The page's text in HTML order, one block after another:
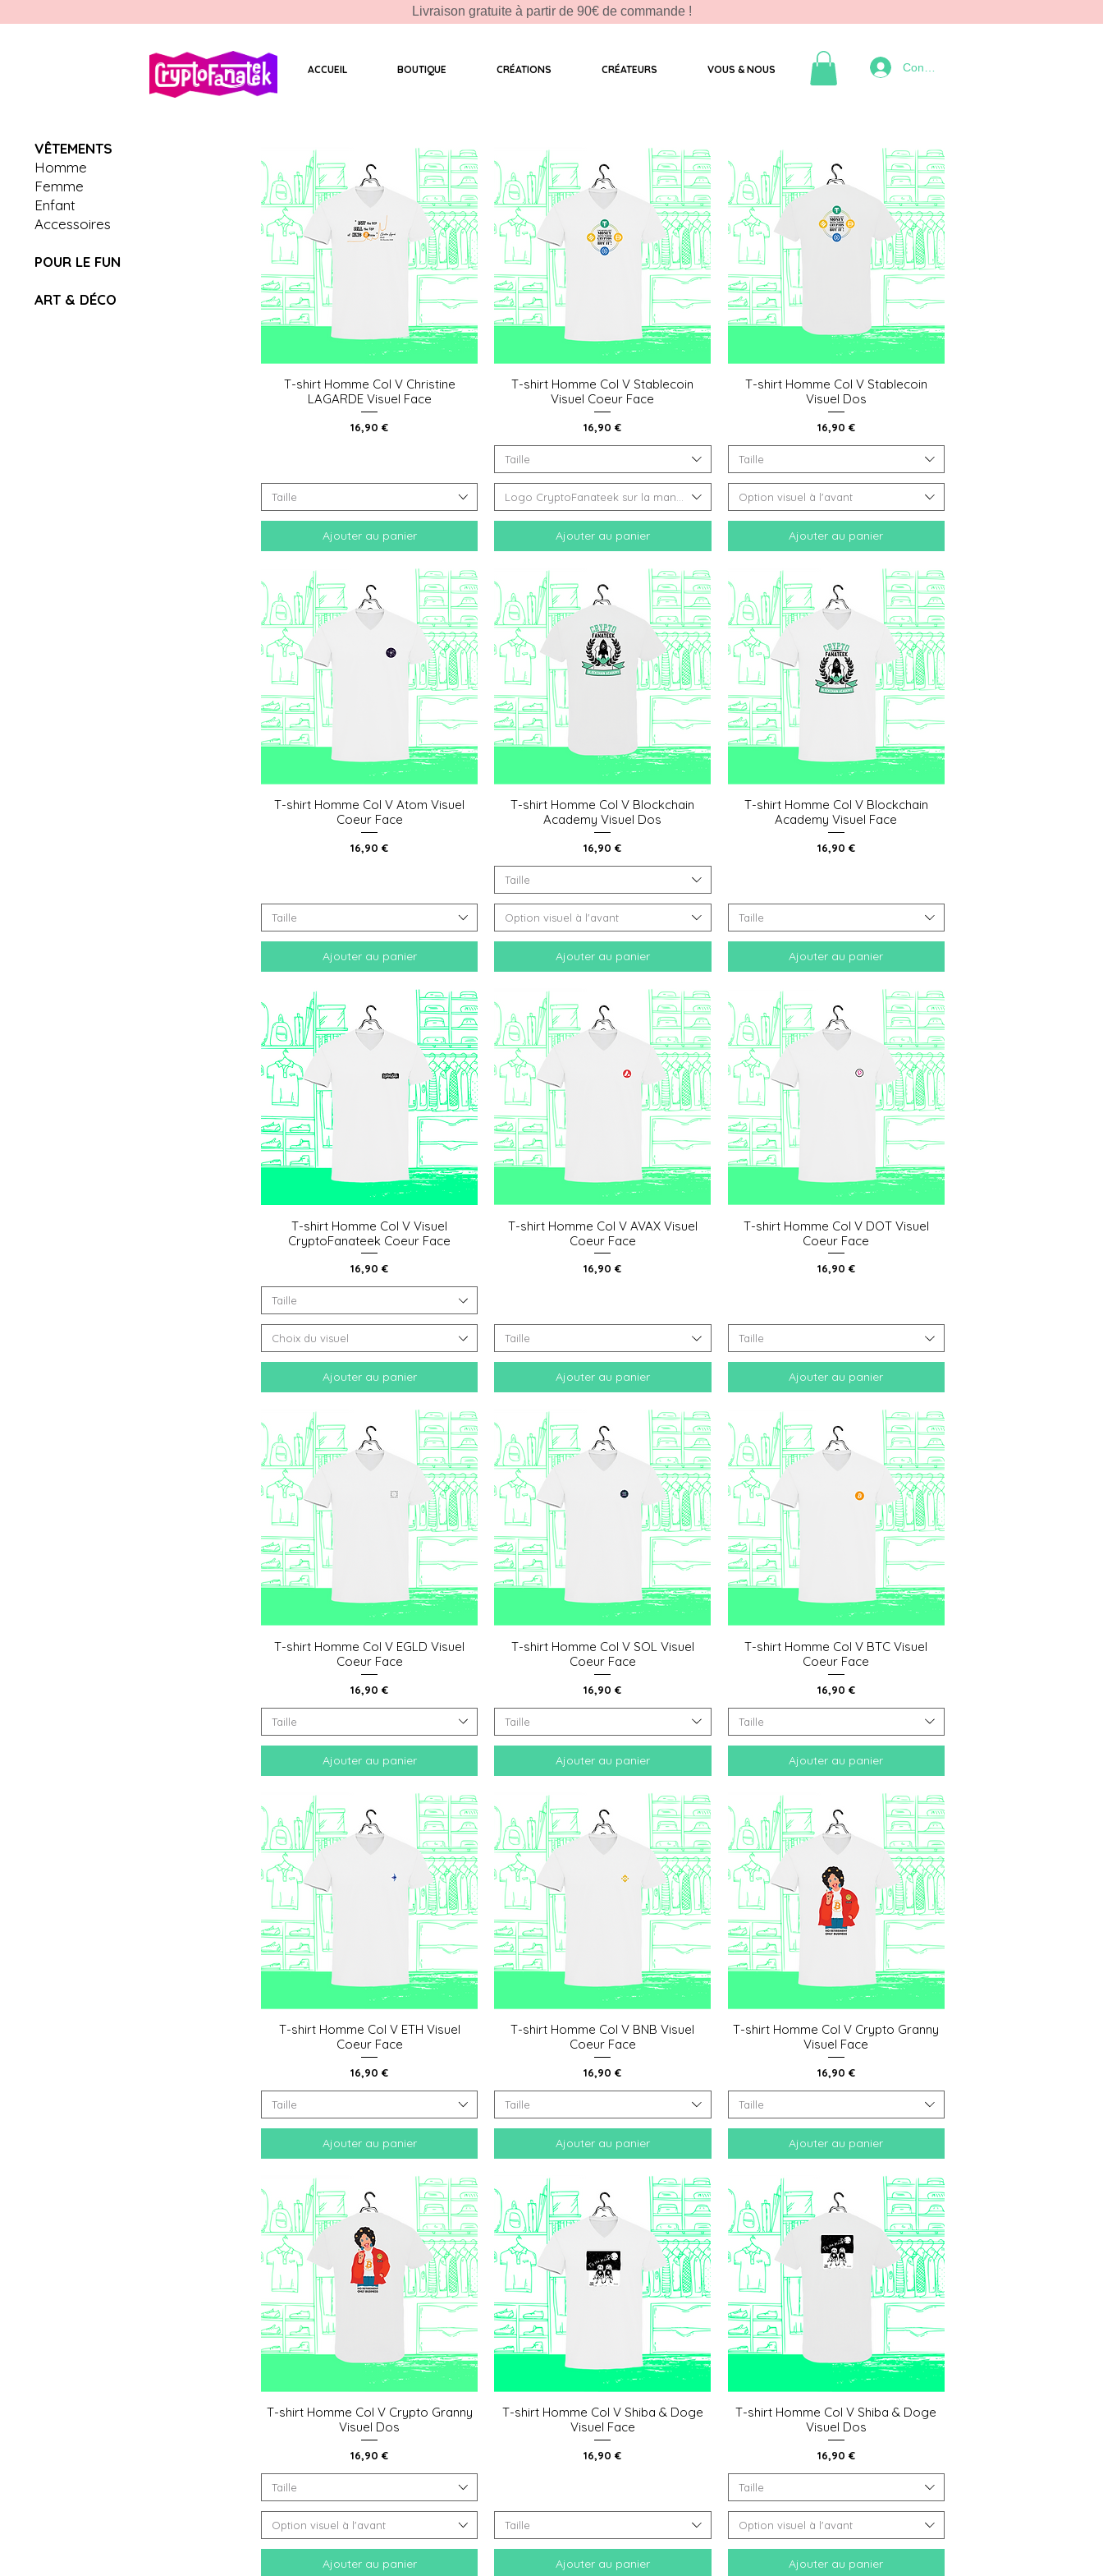
Livraison gratuite à partir de 90€ de commande !
ACCUEIL BOUTIQUE CRÉATIONS CRÉATEURS VOUS & NOUS Connexion
VÊTEMENTS
Homme
Femme
Enfant
Accessoires
POUR LE FUN
ART & DÉCO
Aperçu rapide
T-shirt Homme Col V Christine
LAGARDE Visuel Face
Prix
16,90 €
Taille
Ajouter au panier
Aperçu rapide
T-shirt Homme Col V Stablecoin
Visuel Coeur Face
Prix
16,90 €
Taille
Logo CryptoFanateek sur la manche (épaule gauche)
Ajouter au panier
Aperçu rapide
T-shirt Homme Col V Stablecoin
Visuel Dos
Prix
16,90 €
Taille
Option visuel à l'avant
Ajouter au panier
Aperçu rapide
T-shirt Homme Col V Atom Visuel
Coeur Face
Prix
16,90 €
Taille
Ajouter au panier
Aperçu rapide
T-shirt Homme Col V Blockchain
Academy Visuel Dos
Prix
16,90 €
Taille
Option visuel à l'avant
Ajouter au panier
Aperçu rapide
T-shirt Homme Col V Blockchain
Academy Visuel Face
Prix
16,90 €
Taille
Ajouter au panier
Aperçu rapide
T-shirt Homme Col V Visuel
CryptoFanateek Coeur Face
Prix
16,90 €
Taille
Choix du visuel
Ajouter au panier
Aperçu rapide
T-shirt Homme Col V AVAX Visuel
Coeur Face
Prix
16,90 €
Taille
Ajouter au panier
Aperçu rapide
T-shirt Homme Col V DOT Visuel
Coeur Face
Prix
16,90 €
Taille
Ajouter au panier
Aperçu rapide
T-shirt Homme Col V EGLD Visuel
Coeur Face
Prix
16,90 €
Taille
Ajouter au panier
Aperçu rapide
T-shirt Homme Col V SOL Visuel
Coeur Face
Prix
16,90 €
Taille
Ajouter au panier
Aperçu rapide
T-shirt Homme Col V BTC Visuel
Coeur Face
Prix
16,90 €
Taille
Ajouter au panier
Aperçu rapide
T-shirt Homme Col V ETH Visuel
Coeur Face
Prix
16,90 €
Taille
Ajouter au panier
Aperçu rapide
T-shirt Homme Col V BNB Visuel
Coeur Face
Prix
16,90 €
Taille
Ajouter au panier
Aperçu rapide
T-shirt Homme Col V Crypto Granny
Visuel Face
Prix
16,90 €
Taille
Ajouter au panier
Aperçu rapide
T-shirt Homme Col V Crypto Granny
Visuel Dos
Prix
16,90 €
Taille
Option visuel à l'avant
Ajouter au panier
Aperçu rapide
T-shirt Homme Col V Shiba & Doge
Visuel Face
Prix
16,90 €
Taille
Ajouter au panier
Aperçu rapide
T-shirt Homme Col V Shiba & Doge
Visuel Dos
Prix
16,90 €
Taille
Option visuel à l'avant
Ajouter au panier